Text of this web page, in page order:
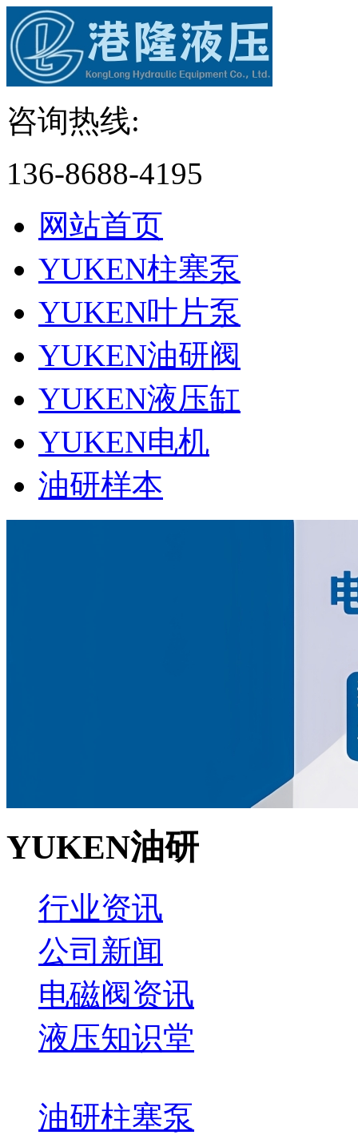
咨询热线:
136-8688-4195
网站首页
YUKEN柱塞泵
YUKEN叶片泵
YUKEN油研阀
YUKEN液压缸
YUKEN电机
油研样本
YUKEN油研
行业资讯
公司新闻
电磁阀资讯
液压知识堂
油研柱塞泵